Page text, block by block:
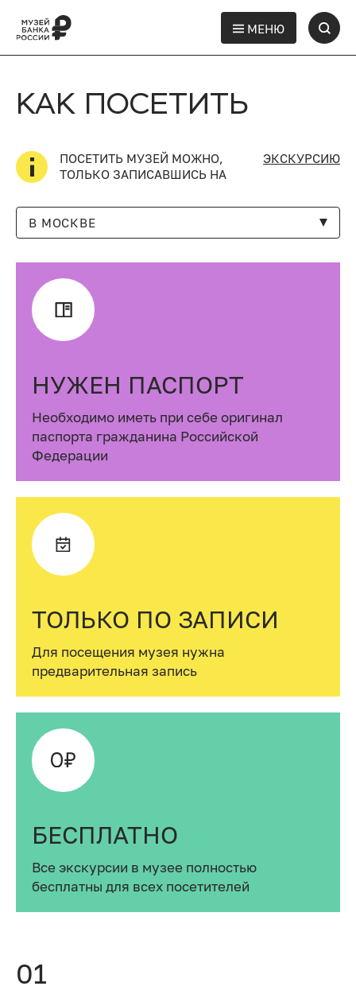
МЕНЮ
КАК ПОСЕТИТЬ
ПОСЕТИТЬ МУЗЕЙ МОЖНО,
ТОЛЬКО ЗАПИСАВШИСЬ НА
ЭКСКУРСИЮ
В МОСКВЕ
НУЖЕН ПАСПОРТ
Необходимо иметь при себе оригинал
паспорта гражданина Российской
Федерации
ТОЛЬКО ПО ЗАПИСИ
Для посещения музея нужна
предварительная запись
БЕСПЛАТНО
Все экскурсии в музее полностью
бесплатны для всех посетителей
01